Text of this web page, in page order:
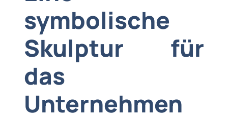
symbolische
Skulptur für
das
Unternehmen